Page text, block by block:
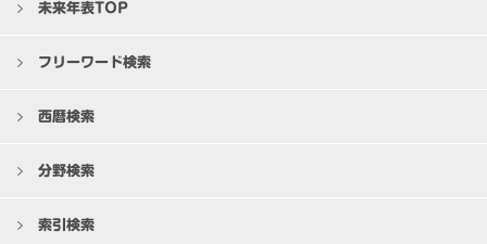
未来年表TOP
フリーワード検索
西暦検索
分野検索
索引検索